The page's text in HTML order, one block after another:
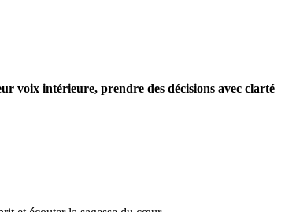
voix intérieure, prendre des décisions avec clarté